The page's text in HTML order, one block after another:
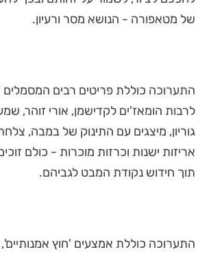
של מטאפורה - הנושא מסר ורעיון.
התערוכה כוללת פריטים רבים המסמלים
לרבות הומאז'ים לקדישמן, אורי זוהר,
גוריון, מיצגים עם התינוק של במבה,
אריזות ישנות וכרזות מוכרות - כולם
תוך חידוש נקודת המבט לגביהם.
התערוכה כוללת אמצעים 'חוץ אמנותיים',